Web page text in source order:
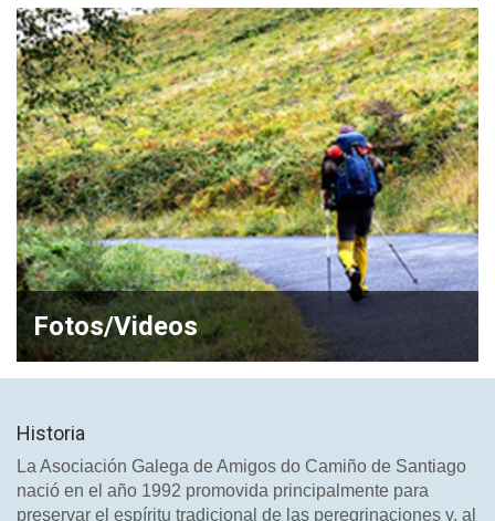
Fotos/Videos
Historia
La Asociación Galega de Amigos do Camiño de Santiago
nació en el año 1992 promovida principalmente para
preservar el espíritu tradicional de las peregrinaciones y, al